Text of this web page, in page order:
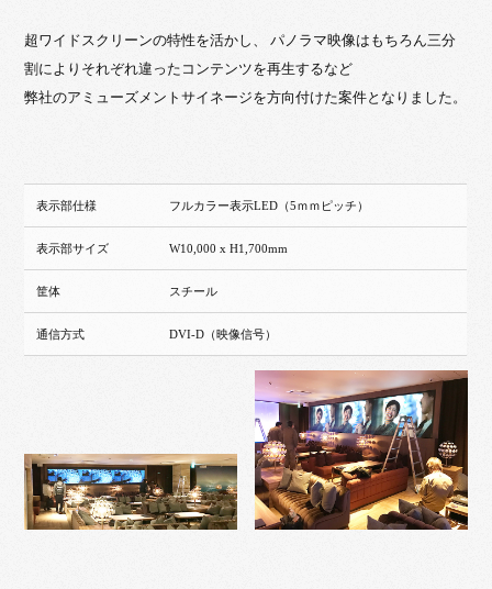
超ワイドスクリーンの特性を活かし、 パノラマ映像はもちろん三分
割によりそれぞれ違ったコンテンツを再生するなど
弊社のアミューズメントサイネージを方向付けた案件となりました。
表示部仕様 フルカラー表示LED（5ｍｍピッチ）
表示部サイズ W10,000 x H1,700mm
筐体 スチール
通信方式 DVI-D（映像信号）